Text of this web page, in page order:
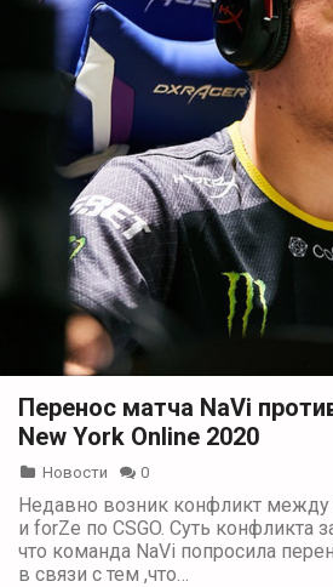
Перенос матча NaVi
New York Online 2020
Новости 0
Недавно возник конфликт между
и forZe по CSGO. Суть конфликта
что команда NaVi попросила
в связи с тем ,что…